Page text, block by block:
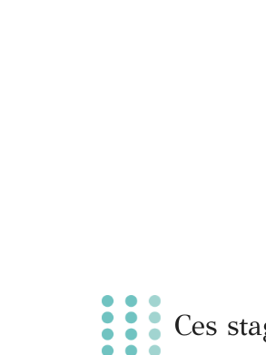
Ces